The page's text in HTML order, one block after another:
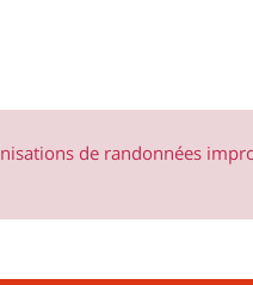
de randonnées